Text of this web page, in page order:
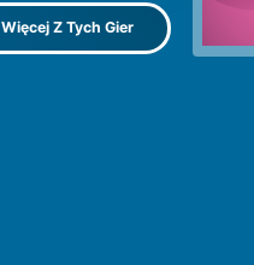
Więcej Z Tych Gier